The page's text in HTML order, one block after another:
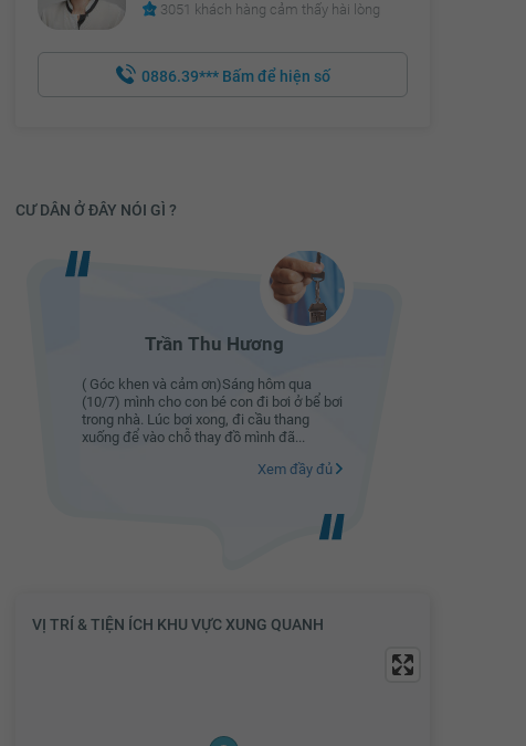
3051 khách hàng cảm thấy hài lòng
0886.39*** Bấm để hiện số
CƯ DÂN Ở ĐÂY NÓI GÌ ?
Trần Thu Hương
( Góc khen và cảm ơn)Sáng hôm qua
(10/7) mình cho con bé con đi bơi ở bể bơi
trong nhà. Lúc bơi xong, đi cầu thang
xuống để vào chỗ thay đồ mình đã...
Xem đầy đủ
VỊ TRÍ & TIỆN ÍCH KHU VỰC XUNG QUANH